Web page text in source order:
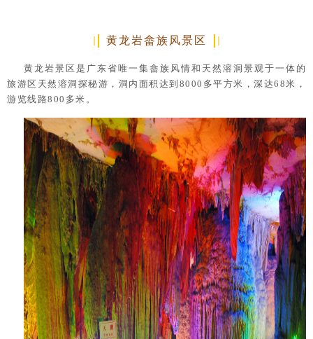
黄龙岩畲族风景区
黄龙岩景区是广东省唯一集畲族风情和天然溶洞景观于一体的
旅游区天然溶洞探秘游，洞内面积达到8000多平方米，深达68米，
游览线路800多米。